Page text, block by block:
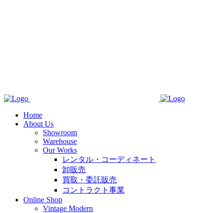
Home
About Us
Showroom
Warehouse
Our Works
レンタル・コーディネート
卸販売
買取・委託販売
コントラクト事業
Online Shop
Vintage Modern